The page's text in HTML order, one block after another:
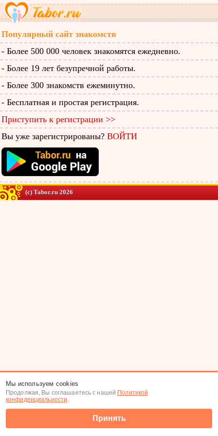
Популярный сайт знакомств
- Более 500 000 человек знакомятся ежедневно.
- Более 19 лет безупречной работы.
- Более 300 знакомств ежеминутно.
- Бесплатная и простая регистрация.
Приступить к регистрации >>
Вы уже зарегистрированы? ВОЙТИ
(c) Tabor.ru 2026
Мы используем cookies
Продолжая, Вы соглашаетесь с нашей Политикой
конфиденциальности.
Принять